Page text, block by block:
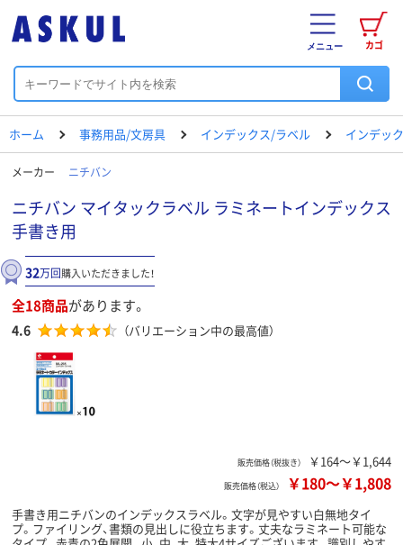
カゴ
メニュー
ホーム 事務用品/文房具 インデックス/ラベル インデッ
メーカー ニチバン
ニチバン マイタックラベル ラミネートインデックス
手書き用
32万回購入いただきました！
全18商品があります。
4.6 （バリエーション中の最高値）
販売価格（税抜き） ￥164～￥1,644
販売価格（税込） ￥180～￥1,808
手書き用ニチバンのインデックスラベル。文字が見やすい白無地タイ
プ。ファイリング、書類の見出しに役立ちます。丈夫なラミネート可能な